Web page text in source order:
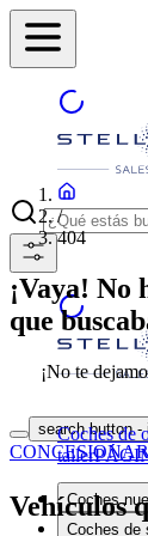
search button -
Coches
Coches de
/
404
¡Vaya! No
que
¡No te
Coches de
taller
Vehículos